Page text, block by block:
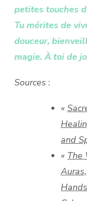
petites touches
Tu mérites de
douceur,
magie. À toi de
Sources :
«
and
« The